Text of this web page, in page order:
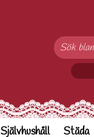
Självhushåll Städa